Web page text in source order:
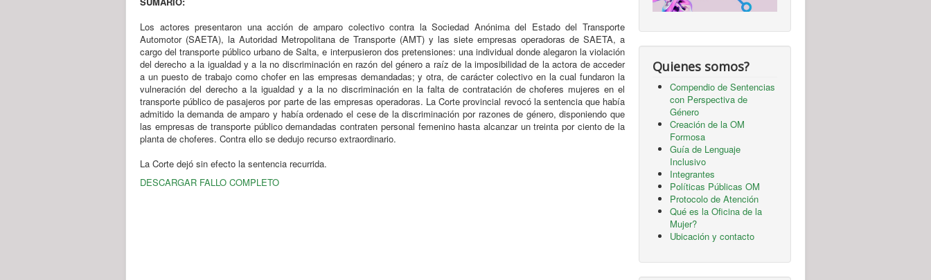
Los actores presentaron una acción de amparo colectivo contra la Sociedad Anónima del Estado del Transporte
Automotor (SAETA), la Autoridad Metropolitana de Transporte (AMT) y las siete empresas operadoras de SAETA, a
cargo del transporte público urbano de Salta, e interpusieron dos pretensiones: una individual donde alegaron la violación
del derecho a la igualdad y a la no discriminación en razón del género a raíz de la imposibilidad de la actora de acceder
a un puesto de trabajo como chofer en las empresas demandadas; y otra, de carácter colectivo en la cual fundaron la
vulneración del derecho a la igualdad y a la no discriminación en la falta de contratación de choferes mujeres en el
transporte público de pasajeros por parte de las empresas operadoras. La Corte provincial revocó la sentencia que había
admitido la demanda de amparo y había ordenado el cese de la discriminación por razones de género, disponiendo que
las empresas de transporte público demandadas contraten personal femenino hasta alcanzar un treinta por ciento de la
planta de choferes. Contra ello se dedujo recurso extraordinario.
La Corte dejó sin efecto la sentencia recurrida.
DESCARGAR FALLO COMPLETO
Quienes somos?
Compendio de Sentencias
con Perspectiva de
Género
Creación de la OM
Formosa
Guía de Lenguaje
Inclusivo
Integrantes
Políticas Públicas OM
Protocolo de Atención
Qué es la Oficina de la
Mujer?
Ubicación y contacto